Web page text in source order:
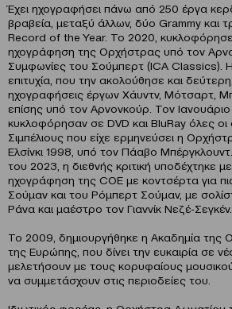
Έχει ηχογραφήσει πάνω από 250 έργα
βραβεία, μεταξύ άλλων, δύο Grammy και
Record of the Year. To 2020, κυκλοφόρησε
ηχογράφηση της Ορχήστρας υπό τον
Συμφωνίες του Σούμπερτ (ICA Classics). Η
επιτυχία, που την ακολούθησε και
ηχογραφήσεις έργων Χάυντν, Μότσαρτ,
επίσης υπό τον Αρνονκούρ. Τον
κυκλοφόρησαν σε DVD και BluRay όλες
Σιμπέλιους που είχε ερμηνεύσει η
Ελσίνκι 1998, υπό τον Πάαβο
του 2023, η διεθνής κριτική υποδέχτηκε
ηχογράφηση της COE με κοντσέρτα για
Σούμαν και του Ρόμπερτ Σούμαν, με
Ράνα και μαέστρο τον Γιαννίκ Νεζέ-Σεγκέν.
Το 2009, δημιουργήθηκε η Ακαδημία της
της Ευρώπης, που δίνει την ευκαιρία σε
μελετήσουν με τους κορυφαίους
να συμμετάσχουν στις περιοδείες του.